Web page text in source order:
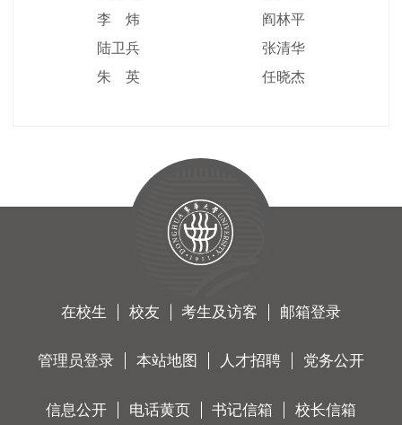
李 炜
阎林平
陆卫兵
张清华
朱 英
任晓杰
在校生 校友 考生及访客 邮箱登录
管理员登录 本站地图 人才招聘 党务公开
信息公开 电话黄页 书记信箱 校长信箱